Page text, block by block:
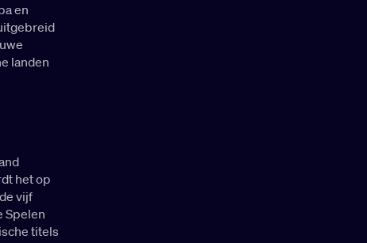
en
landen
het op
vijf
Spelen
titels